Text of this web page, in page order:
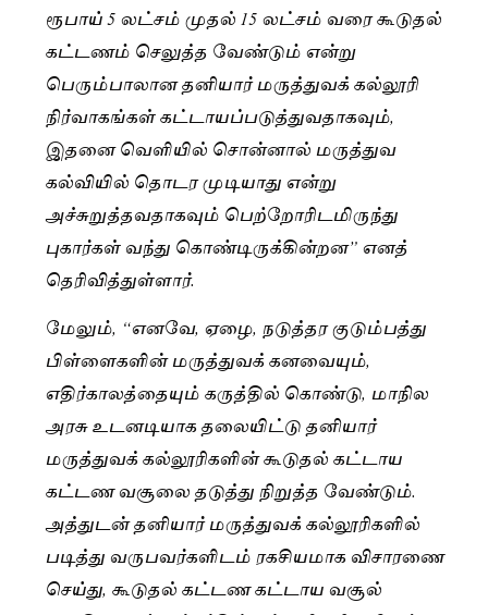
ரூபாய் 5 லட்சம் முதல் 15 லட்சம் வரை கூடுதல்
கட்டணம் செலுத்த வேண்டும் என்று
பெரும்பாலான தனியார் மருத்துவக் கல்லூரி
நிர்வாகங்கள் கட்டாயப்படுத்துவதாகவும்,
இதனை வெளியில் சொன்னால் மருத்துவ
கல்வியில் தொடர முடியாது என்று
அச்சுறுத்தவதாகவும் பெற்றோரிடமிருந்து
புகார்கள் வந்து கொண்டிருக்கின்றன” எனத்
தெரிவித்துள்ளார்.
மேலும், “எனவே, ஏழை, நடுத்தர குடும்பத்து
பிள்ளைகளின் மருத்துவக் கனவையும்,
எதிர்காலத்தையும் கருத்தில் கொண்டு, மாநில
அரசு உடனடியாக தலையிட்டு தனியார்
மருத்துவக் கல்லூரிகளின் கூடுதல் கட்டாய
கட்டண வசூலை தடுத்து நிறுத்த வேண்டும்.
அத்துடன் தனியார் மருத்துவக் கல்லூரிகளில்
படித்து வருபவர்களிடம் ரகசியமாக விசாரணை
செய்து, கூடுதல் கட்டண கட்டாய வசூல்